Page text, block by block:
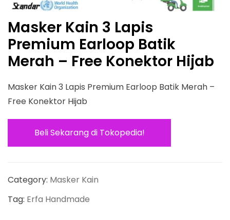
Masker Kain 3 Lapis
Premium Earloop Batik
Merah – Free Konektor Hijab
Masker Kain 3 Lapis Premium Earloop Batik Merah –
Free Konektor Hijab
Beli Sekarang di Tokopedia!
Category: Masker Kain
Tag: Erfa Handmade